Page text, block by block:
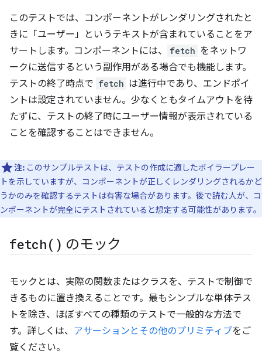
このテストでは、コンポーネントがレンダリングされたと
きに「ユーザー」というテキストが含まれていることをア
サートします。コンポーネントには、
fetch をネットワ
ークに送信するという副作用がある場合でも機能します。
テストの終了時点で fetch は進行中であり、エンドポイ
ントは設定されていません。少なくともタイムアウトを待
たずに、テストの終了時にユーザー情報が表示されている
ことを確認することはできません。
注: このサンプルテストは、テストの作成に適したボイラープレー
トを示していますが、コンポーネントが正しくレンダリングされるかど
うかのみを確認するテストは有害な場合があります。後で読む人が、コ
ンポーネントが完全にテストされていると想定する可能性があります。
fetch( ) のモック
モックとは、実際の関数またはクラスを、テストで制御で
きるものに置き換えることです。最もシンプルな単体テス
トを除き、ほぼすべての種類のテストで一般的な方法で
す。詳しくは、 アサーションとその他のプリミティブをご
覧ください。